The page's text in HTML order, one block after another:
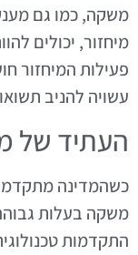
משקה, כמו גם
מיחזור, יכולים
פעילות המיחזור
עשויה להניב
העתיד של
כשהמדינה
משקה בעלות
התקדמות